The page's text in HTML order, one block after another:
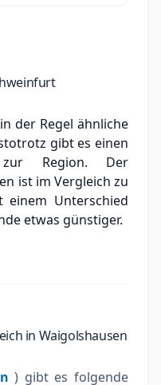
der Regel ähnliche
gibt es einen
zur Region. Der
ist im Vergleich zu
einem Unterschied
etwas günstiger.
in Waigolshausen
) gibt es folgende